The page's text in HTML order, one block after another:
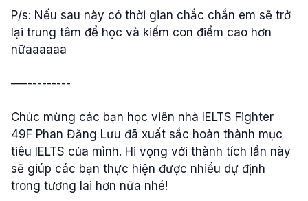
P/s: Nếu sau này có thời gian chắc chắn em sẽ trở
lại trung tâm để học và kiếm con điểm cao hơn
nữaaaaaa
—----------
Chúc mừng các bạn học viên nhà IELTS Fighter
49F Phan Đăng Lưu đã xuất sắc hoàn thành mục
tiêu IELTS của mình. Hi vọng với thành tích lần này
sẽ giúp các bạn thực hiện được nhiều dự định
trong tương lai hơn nữa nhé!